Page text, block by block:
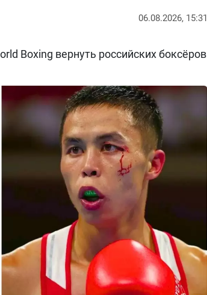
06.08.2026, 15:31
Boxing вернуть российских боксёров